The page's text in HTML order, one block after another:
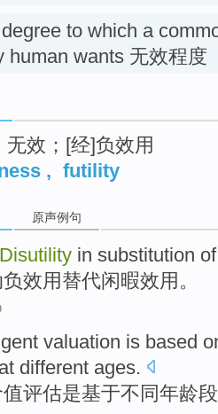
to which a
human wants 无效程度
无效；[经]负效用
, futility
原声例句
Disutility in substitution
负效用替代闲暇效用。
valuation is based
at different ages.
评估是基于不同年龄段